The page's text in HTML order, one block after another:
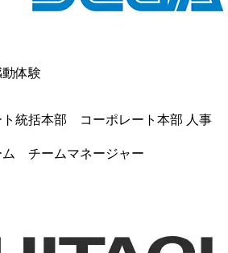
体験
ト統括本部 コーポレート本部 ⼈事
ム チームマネージャー